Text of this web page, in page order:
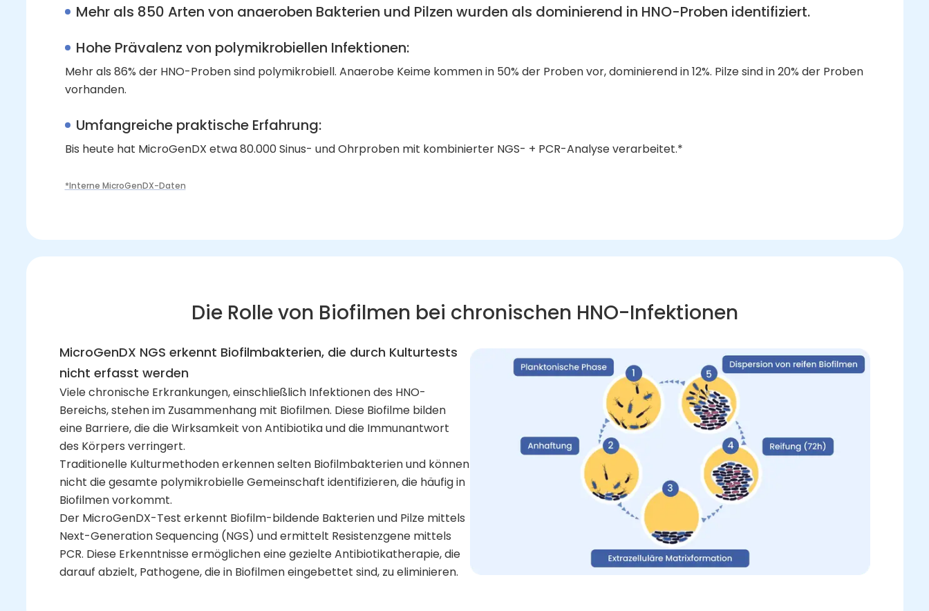
Mehr als 850 Arten von anaeroben Bakterien und Pilzen wurden als dominierend in HNO-Proben identifiziert.
Hohe Prävalenz von polymikrobiellen Infektionen:
Mehr als 86% der HNO-Proben sind polymikrobiell. Anaerobe Keime kommen in 50% der Proben vor, dominierend in 12%. Pilze sind in 20% der Proben
vorhanden.
Umfangreiche praktische Erfahrung:
Bis heute hat MicroGenDX etwa 80.000 Sinus- und Ohrproben mit kombinierter NGS- + PCR-Analyse verarbeitet.*
*Interne MicroGenDX-Daten
Die Rolle von Biofilmen bei chronischen HNO-Infektionen
MicroGenDX NGS erkennt Biofilmbakterien, die durch Kulturtests
nicht erfasst werden
Viele chronische Erkrankungen, einschließlich Infektionen des HNO-
Bereichs, stehen im Zusammenhang mit Biofilmen. Diese Biofilme bilden
eine Barriere, die die Wirksamkeit von Antibiotika und die Immunantwort
des Körpers verringert.
Traditionelle Kulturmethoden erkennen selten Biofilmbakterien und können
nicht die gesamte polymikrobielle Gemeinschaft identifizieren, die häufig in
Biofilmen vorkommt.
Der MicroGenDX-Test erkennt Biofilm-bildende Bakterien und Pilze mittels
Next-Generation Sequencing (NGS) und ermittelt Resistenzgene mittels
PCR. Diese Erkenntnisse ermöglichen eine gezielte Antibiotikatherapie, die
darauf abzielt, Pathogene, die in Biofilmen eingebettet sind, zu eliminieren.